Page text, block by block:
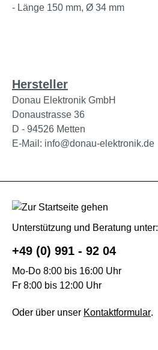
- Länge 150 mm, Ø 34 mm
Hersteller
Donau Elektronik GmbH
Donaustrasse 36
D - 94526 Metten
E-Mail: info@donau-elektronik.de
Unterstützung und Beratung unter:
+49 (0) 991 - 92 04
Mo-Do 8:00 bis 16:00 Uhr
Fr 8:00 bis 12:00 Uhr
Oder über unser Kontaktformular.